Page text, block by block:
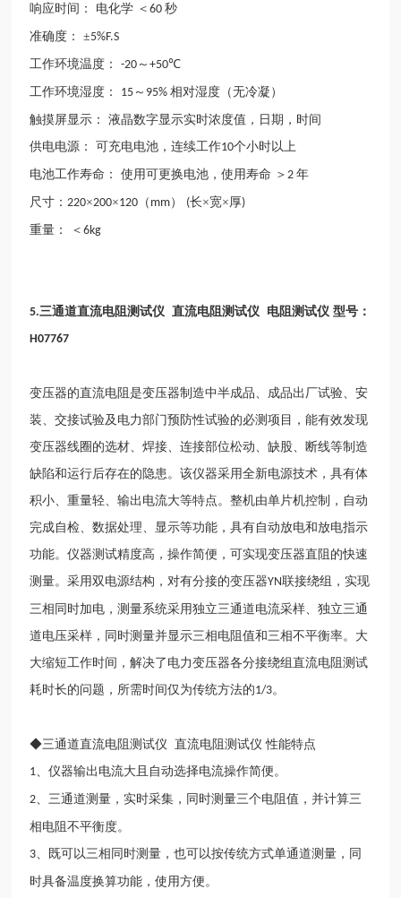
响应时间： 电化学 ＜60秒
准确度： ±5%F.S
工作环境温度：
-20 ～+50℃
工作环境湿度： 15 ～ 95%相对湿度（无冷凝）
触摸屏显示：
液晶数字显示实时浓度值，日期，时间
供电电源：
可充电电池，连续工作10个小时以上
电池工作寿命： 使用可更换电池，使用寿命 ＞ 2年
尺寸： 220×200×120 （ mm） (长×宽×厚)
重量：
＜6kg
5.三通道直流电阻测试仪 直流电阻测试仪 电阻测试仪 型号：
H07767
变压器的直流电阻是变压器制造中半成品、成品出厂试验、安
装、交接试验及电力部门预防性试验的必测项目，能有效发现
变压器线圈的选材、焊接、连接部位松动、缺股、断线等制造
缺陷和运行后存在的隐患。该仪器采用全新电源技术，具有体
积小、重量轻、输出电流大等特点。整机由单片机控制，自动
完成自检、数据处理、显示等功能，具有自动放电和放电指示
功能。仪器测试精度高，操作简便，可实现变压器直阻的快速
测量。采用双电源结构，对有分接的变压器YN联接绕组，实现
三相同时加电，测量系统采用独立三通道电流采样、独立三通
道电压采样，同时测量并显示三相电阻值和三相不平衡率。大
大缩短工作时间，解决了电力变压器各分接绕组直流电阻测试
耗时长的问题，所需时间仅为传统方法的1/3。
◆三通道直流电阻测试仪 直流电阻测试仪 性能特点
1 、仪器输出电流大且自动选择电流操作简便。
2 、三通道测量，实时采集，同时测量三个电阻值，并计算三
相电阻不平衡度。
3 、既可以三相同时测量，也可以按传统方式单通道测量，同
时具备温度换算功能，使用方便。